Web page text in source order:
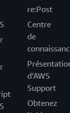
re:Post
Centre
de
d’AWS
Support
Obtenez